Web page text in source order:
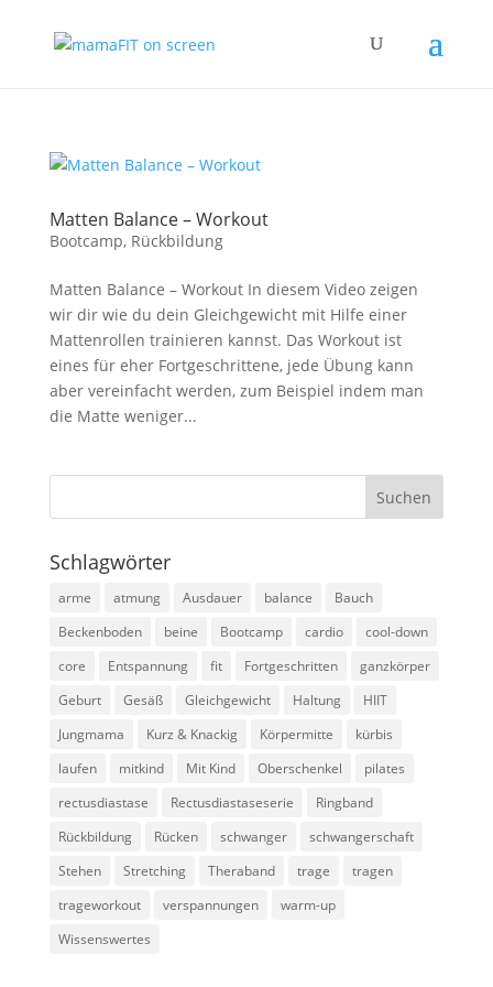
Matten Balance – Workout
Bootcamp, Rückbildung
Matten Balance – Workout In diesem Video zeigen
wir dir wie du dein Gleichgewicht mit Hilfe einer
Mattenrollen trainieren kannst. Das Workout ist
eines für eher Fortgeschrittene, jede Übung kann
aber vereinfacht werden, zum Beispiel indem man
die Matte weniger...
Schlagwörter
arme atmung Ausdauer balance
Bauch
Beckenboden
beine Bootcamp cardio
cool-down
core
Entspannung fit Fortgeschritten
ganzkörper
Geburt
Gesäß Gleichgewicht Haltung
HIIT
Jungmama
Kurz & Knackig Körpermitte
kürbis
laufen
mitkind Mit Kind Oberschenkel
pilates
rectusdiastase
Rectusdiastaseserie
Ringband
Rückbildung
Rücken schwanger
schwangerschaft
Stehen
Stretching Theraband trage
tragen
trageworkout
verspannungen
warm-up
Wissenswertes